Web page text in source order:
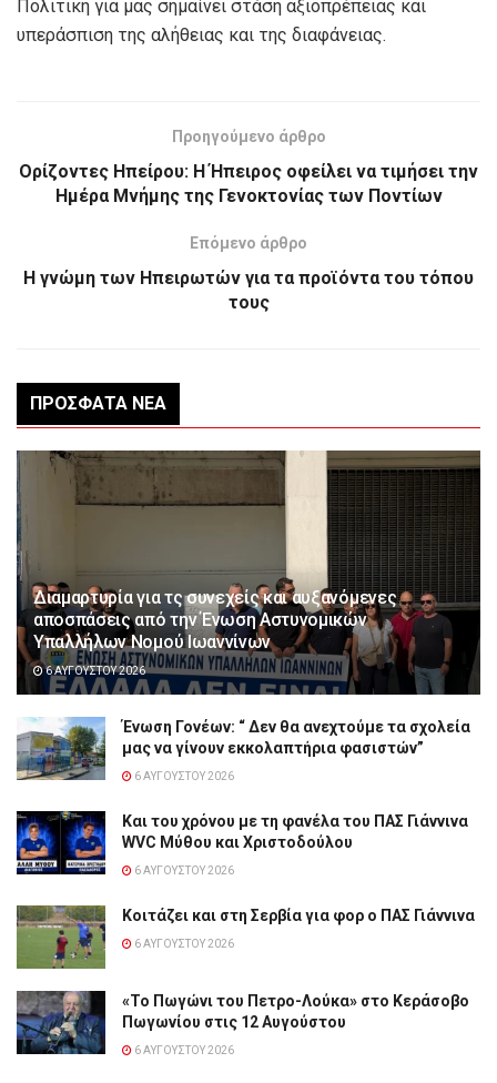
Πολιτική για μας σημαίνει στάση αξιοπρέπειας και
υπεράσπιση της αλήθειας και της διαφάνειας.
Προηγούμενο άρθρο
Oρίζοντες Ηπείρου: Η Ήπειρος οφείλει να τιμήσει την
Ημέρα Μνήμης της Γενοκτονίας των Ποντίων
Επόμενο άρθρο
Η γνώμη των Ηπειρωτών για τα προϊόντα του τόπου
τους
ΠΡΌΣΦΑΤΑ ΝΈΑ
Διαμαρτυρία για τς συνεχείς και αυξανόμενες
αποσπάσεις από την Ένωση Αστυνομικών
Υπαλλήλων Νομού Ιωαννίνων
6 ΑΥΓΟΎΣΤΟΥ 2026
Ένωση Γονέων: “ Δεν θα ανεχτούμε τα σχολεία
μας να γίνουν εκκολαπτήρια φασιστών”
6 ΑΥΓΟΎΣΤΟΥ 2026
Και του χρόνου με τη φανέλα του ΠΑΣ Γιάννινα
WVC Μύθου και Χριστοδούλου
6 ΑΥΓΟΎΣΤΟΥ 2026
Κοιτάζει και στη Σερβία για φορ ο ΠΑΣ Γιάννινα
6 ΑΥΓΟΎΣΤΟΥ 2026
«Το Πωγώνι του Πετρο-Λούκα» στο Κεράσοβο
Πωγωνίου στις 12 Αυγούστου
6 ΑΥΓΟΎΣΤΟΥ 2026